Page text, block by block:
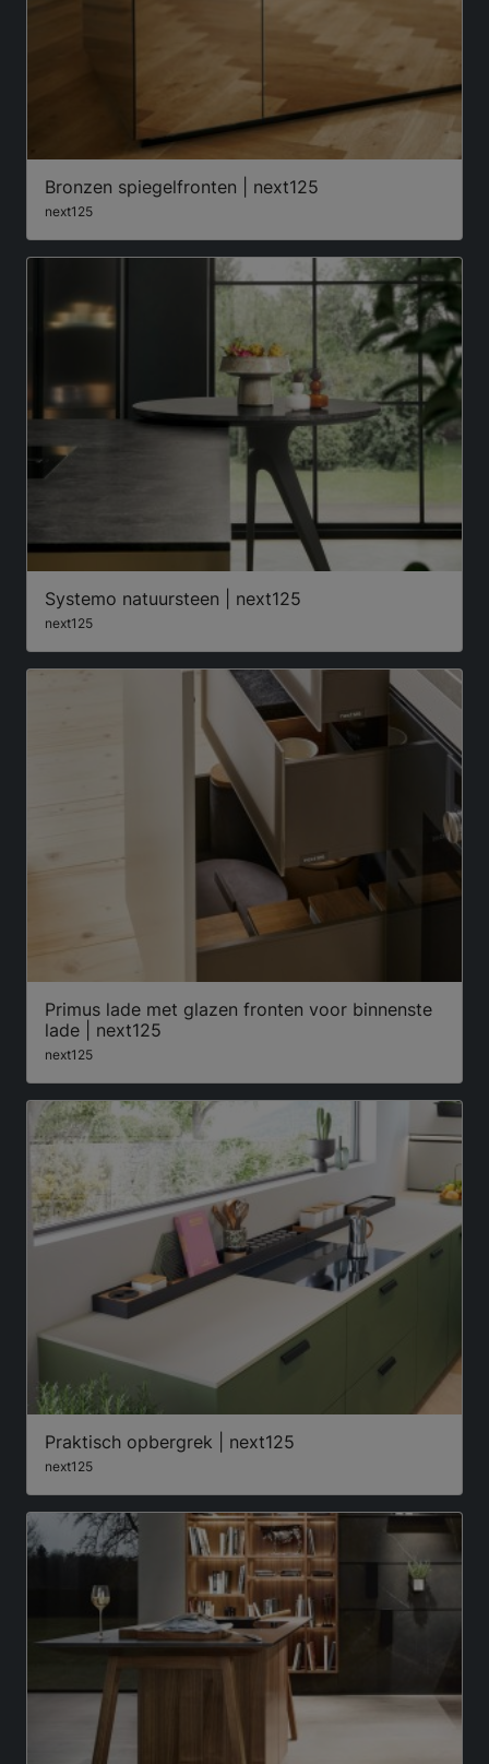
Bronzen spiegelfronten | next125
next125
Systemo natuursteen | next125
next125
Primus lade met glazen fronten voor binnenste
lade | next125
next125
Praktisch opbergrek | next125
next125